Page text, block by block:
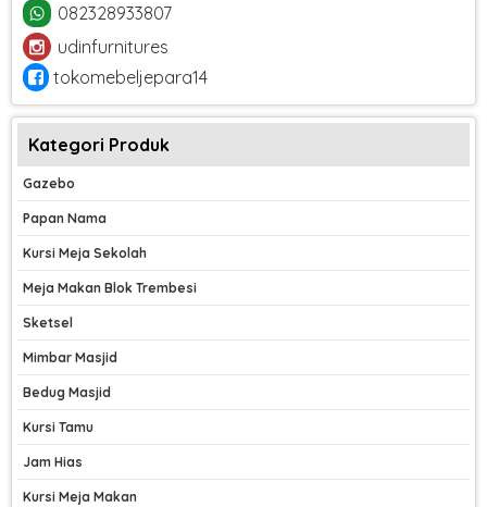
082328933807
udinfurnitures
tokomebeljepara14
Kategori Produk
Gazebo
Papan Nama
Kursi Meja Sekolah
Meja Makan Blok Trembesi
Sketsel
Mimbar Masjid
Bedug Masjid
Kursi Tamu
Jam Hias
Kursi Meja Makan